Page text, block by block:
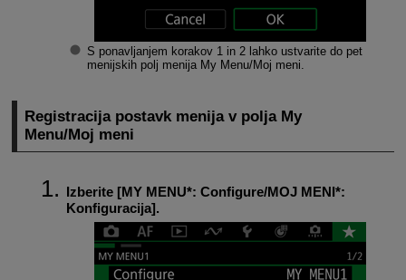
S ponavljanjem korakov 1 in 2 lahko ustvarite do pet
menijskih polj menija My Menu/Moj meni.
Registracija postavk menija v polja My
Menu/Moj meni
Izberite [MY MENU*: Configure/MOJ MENI*:
Konfiguracija].